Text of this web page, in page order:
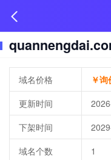
域名价格
￥询
更新时间
下架时间
域名个数
1